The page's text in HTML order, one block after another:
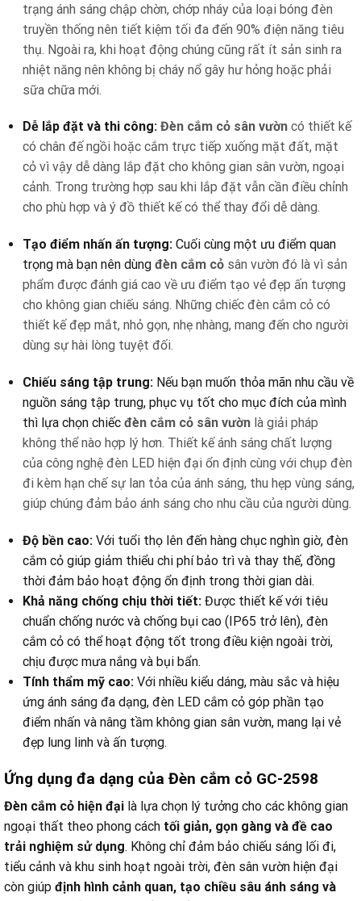
trạng ánh sáng chập chờn, chớp nháy của loại bóng đèn
truyền thống nên tiết kiệm tối đa đến 90% điện năng tiêu
thụ. Ngoài ra, khi hoạt động chúng cũng rất ít sản sinh ra
nhiệt năng nên không bị cháy nổ gây hư hỏng hoặc phải
sữa chữa mới.
Dễ lắp đặt và thi công: Đèn cắm cỏ sân vườn có thiết kế
có chân đế ngồi hoặc cắm trực tiếp xuống mặt đất, mặt
cỏ vì vậy dễ dàng lắp đặt cho không gian sân vườn, ngoại
cảnh. Trong trường hợp sau khi lắp đặt vẫn cần điều chỉnh
cho phù hợp và ý đồ thiết kế có thể thay đổi dễ dàng.
Tạo điểm nhấn ấn tượng: Cuối cùng một ưu điểm quan
trọng mà bạn nên dùng đèn cắm cỏ sân vườn đó là vì sản
phẩm được đánh giá cao về ưu điểm tạo vẻ đẹp ấn tượng
cho không gian chiếu sáng. Những chiếc đèn cắm cỏ có
thiết kế đẹp mắt, nhỏ gọn, nhẹ nhàng, mang đến cho người
dùng sự hài lòng tuyệt đối.
Chiếu sáng tập trung: Nếu bạn muốn thỏa mãn nhu cầu về
nguồn sáng tập trung, phục vụ tốt cho mục đích của mình
thì lựa chọn chiếc đèn cắm cỏ sân vườn là giải pháp
không thể nào hợp lý hơn. Thiết kế ánh sáng chất lượng
của công nghệ đèn LED hiện đại ổn định cùng với chụp đèn
đi kèm hạn chế sự lan tỏa của ánh sáng, thu hẹp vùng sáng,
giúp chúng đảm bảo ánh sáng cho nhu cầu của người dùng.
Độ bền cao: Với tuổi thọ lên đến hàng chục nghìn giờ, đèn
cắm cỏ giúp giảm thiểu chi phí bảo trì và thay thế, đồng
thời đảm bảo hoạt động ổn định trong thời gian dài.
Khả năng chống chịu thời tiết: Được thiết kế với tiêu
chuẩn chống nước và chống bụi cao (IP65 trở lên), đèn
cắm cỏ có thể hoạt động tốt trong điều kiện ngoài trời,
chịu được mưa nắng và bụi bẩn.
Tính thẩm mỹ cao: Với nhiều kiểu dáng, màu sắc và hiệu
ứng ánh sáng đa dạng, đèn LED cắm cỏ góp phần tạo
điểm nhấn và nâng tầm không gian sân vườn, mang lại vẻ
đẹp lung linh và ấn tượng.
Ứng dụng đa dạng của Đèn cắm cỏ GC-2598
Đèn cắm cỏ hiện đại là lựa chọn lý tưởng cho các không gian
ngoại thất theo phong cách tối giản, gọn gàng và đề cao
trải nghiệm sử dụng. Không chỉ đảm bảo chiếu sáng lối đi,
tiểu cảnh và khu sinh hoạt ngoài trời, đèn sân vườn hiện đại
còn giúp định hình cảnh quan, tạo chiều sâu ánh sáng và